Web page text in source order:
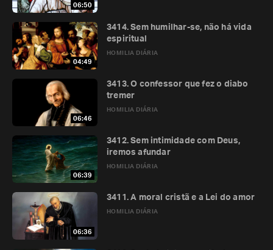
06:50
04:49
HOMILIA DIÁRIA
3414. Sem humilhar-se, não há vida
espiritual
06:46
HOMILIA DIÁRIA
3413. O confessor que fez o diabo
tremer
06:39
HOMILIA DIÁRIA
3412. Sem intimidade com Deus,
iremos afundar
06:36
HOMILIA DIÁRIA
3411. A moral cristã e a Lei do amor